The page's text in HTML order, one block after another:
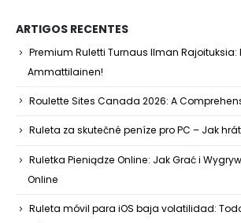
Premium Ruletti Turnaus Ilman Rajoituksia:
Ammattilainen!
Roulette Sites Canada 2026: A
Ruleta za skutečné peníze pro PC – Jak hrát
Ruletka Pieniądze Online: Jak Grać i
Online
Ruleta móvil para iOS baja volatilidad:
saber